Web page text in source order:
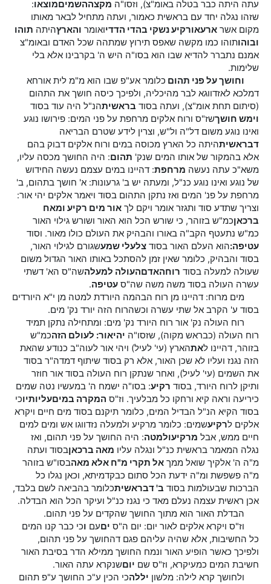
עתה היתה כבר בטלה באומ"צ), וזסו"ה מקצההשמיםמוצאו:
שזהו נגלה יחד עם בראשית כאמור, ועתה מתחיל לבאר מאותו
מקום אשר ארעאורקיע נשקי בהדי הדדיואומר והארץהיתה תוהו
ובוהותוהו כמו מקשה שאפס תירוץ שמתהה שכל האדם ובאומ"צ
אמנם נתברר להדיא שבו הוא בסו"ה היש ה' בקרבינו אלא בלי
שלימות.
וחושך על פני תהום כלומר אע"פ שבו הוא מ"מ לית אורחא
דמלכא לאזדווגא לבר מהיכליה, ולפיכך כיסה חושך את התהום
(סיתום תחת אומ"צ), ועתה בסוד בראשיתהנ"ל היה עוד בסוד
וימש חושךשז"ס ורוח אלקים מרחפת על פני המים: פירושו נוגע
ואינו נוגע משום דל"ה ול"ש, וצרין לידע שטרם הבריאה
דבראשיתהיתה כל הארץ מכוסה במים ורוח אלקים דבוק בהם
אלא בהמקור של אותו המים שנק' תהום: היה החושך מכסה עליו,
משא"כ עתה נעשה מרחפת: דהיינו במים עצמם נעשה החידוש
של נוגע ואינו נוגע כנ"ל, ומעתה יש ב' גרעונות: א' חושך בתהום, ב'
מרחפת על פנ' המים ואז נתקן התהום בסוד ויאמר אלקים יהי אור:
וצריך שתדע סוד ותגזר אומר ויקם לך אור מים רקיע ומאח
ברכאןכמ"ש בזוהר, כי שורש הכל הוא האור ושורש גילוי האור
כמ"ש נתעטף הקב"ה באורו והבהיק את העולם כולו מאור. וסוד
עטיפה:הוא העלם האור בסוד צלעלי שמעשגורם לגילוי האור,
בסוד והבהיק, כלומר שאין זמן להסתכל באותו האור הגדול משום
שעולה למעלה בסוד רוחהאדםהעולה למעלהשה"ס הא' דשתי
עשרה העולה בסוד משה משה שה"ס עטיפה.
מים מרוח: דהיינו מן רוח הבהמה היורדת למטה מן י"א היורדים
בסוד ע' הקרב אל שתי עשרה וכשהרוח הזה יורד נק' מים.
רוח העולה נק' אור רוח היורד נק' מים: ומתחילה נתקן תמיד
רוח העולה (כבראש מקוה), שזסו"ה יהיאור: לעולם הזהכמ"ש
בזוהר, דהיינו לאתהארץ (עי' לעיל) ויהי אור לעוה"ב כנודע שהאת
הזה נגנז ועליו לא שכן האור, אלא רק בסוד שיתוף דמדה"ר בסוד
את השמים (עי' לעיל), ואחר שנתקן רוח העולה בסוד אור חוזר
ותיקן לרוח היורד, בסוד רקיע: בסו"ה ישמח ה' במעשיו נטה שמים
כיריעה וראה קיא ורחקו כל מבלעיך. וז"ס המקרה במיםעליותיוכי
בסוד הקיא הנ"ל הבדיל המים, כלומר תיקנם בסוד מים חיים ויקרא
אלקים לרקיעשמים: כלומר מרקיע ולמעלה נזדווגו אש ומים למים
חיים ממש, אבל מרקיעולמטה: היה החושך על פני תהום, ואז
נגלה המאמר בראשית כנ"ל ונגלה עליו מאה ברכאןבסוד ועתה
מ"ה ה' אלקיך שואל ממך אל תקרי מ"ח אלא מאהבסו"ש בזוהר
מ"ה פשפשת ומ"ה ידעת הכל סתום כבקדמיתא, וכאן נגלו כל
הברכות שבעולמות בסוד ב' דבראשיתכלומר בהביאה לשם בלבד,
אכן ראשית עצמה נעלם מאד כי נגנז כנ"ל ועיקר הכל הוא הבדלה.
הבדלת האור הוא מתוך החושך שהקדים על פני תהום.
וז"ס ויקרא אלקים לאור יום: יום ה"ס יםעם וכי כבר קנו המים
כל החשיבות, אלא שהיה עליהם פגם דהחושך על פני תהום,
ולפיכך כאשר הופיע האור ונמח החושך ממילא הדר בסיבת האור
חשיבת המים כמעיקרא, וז"ס שם יוםשנקרא עתה האור.
ולחושך קרא לילה: מלשון יללהכי הכין ע"כ החושך ע"פ תהום